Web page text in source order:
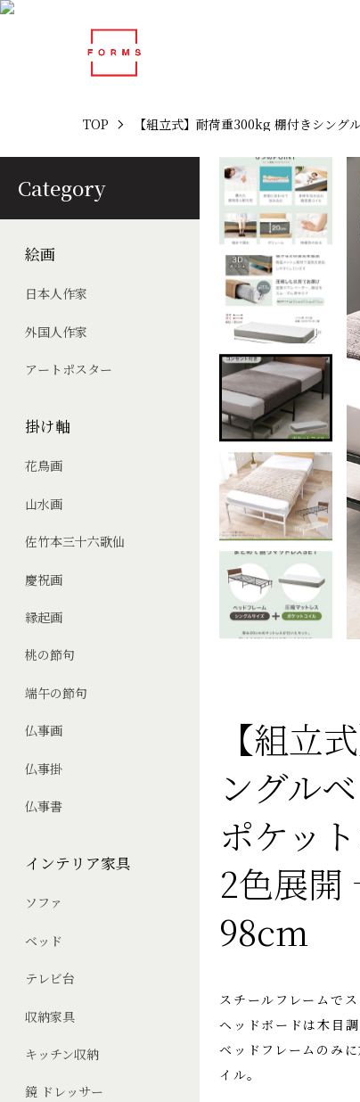
Category
絵画
日本人作家
外国人作家
アートポスター
掛け軸
花鳥画
山水画
佐竹本三十六歌仙
慶祝画
縁起画
桃の節句
端午の節句
仏事画
仏事掛
仏事書
インテリア家具
ソファ
ベッド
テレビ台
収納家具
キッチン収納
鏡 ドレッサー
TOP 【組立式】耐荷重300kg 棚付きシン
【組立
ングル
ポケッ
2色展開
98cm
スチールフレームで
ヘッドボードは木目
ベッドフレームのみ
イル。